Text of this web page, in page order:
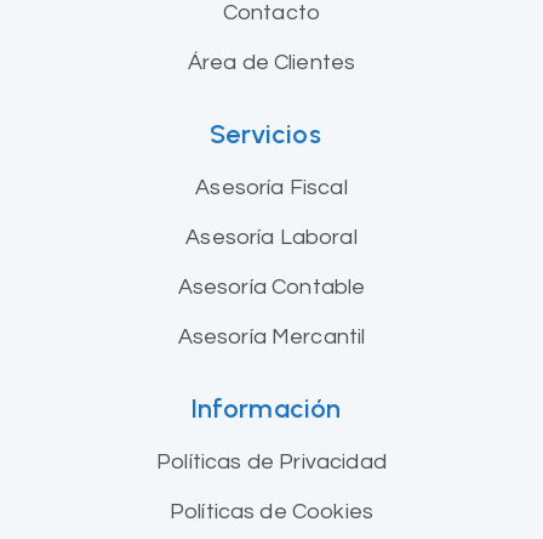
Contacto
Área de Clientes
Servicios
Asesoría Fiscal
Asesoría Laboral
Asesoría Contable
Asesoría Mercantil
Información
Políticas de Privacidad
Políticas de Cookies